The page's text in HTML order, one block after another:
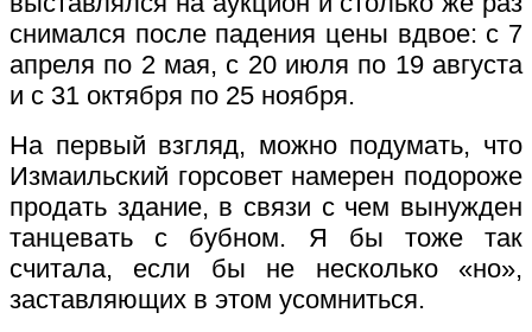
снимался после падения цены вдвое: с 7
апреля по 2 мая, с 20 июля по 19 августа
и с 31 октября по 25 ноября.
На первый взгляд, можно подумать, что
Измаильский горсовет намерен подороже
продать здание, в связи с чем вынужден
танцевать с бубном. Я бы тоже так
считала, если бы не несколько «но»,
заставляющих в этом усомниться.